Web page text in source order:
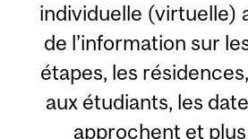
individuelle (virtuelle)
de l’information sur
étapes, les
aux étudiants, les
approchent et